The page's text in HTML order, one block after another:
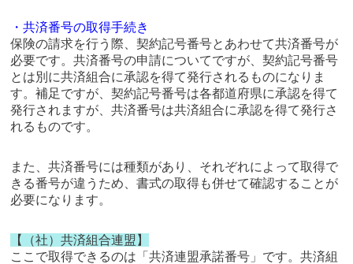
・共済番号の取得手続き
保険の請求を行う際、契約記号番号とあわせて共済番号が
必要です。共済番号の申請についてですが、契約記号番号
とは別に共済組合に承認を得て発行されるものになりま
す。補足ですが、契約記号番号は各都道府県に承認を得て
発行されますが、共済番号は共済組合に承認を得て発行さ
れるものです。
また、共済番号には種類があり、それぞれによって取得で
きる番号が違うため、書式の取得も併せて確認することが
必要になります。
【（社）共済組合連盟】
ここで取得できるのは「共済連盟承諾番号」です。共済組